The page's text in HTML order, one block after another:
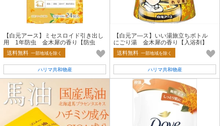
【白元アース】ミセスロイド引き出し
用 1年防虫 金木犀の香り【防虫
剤】
送料無料 一部地域を除く
ハリマ共和物産
【白元ア—ス】いい湯旅立ちボトル
にごり湯 金木犀の香り【入浴剤】
送料無料 一部地域を除く
ハリマ共和物産